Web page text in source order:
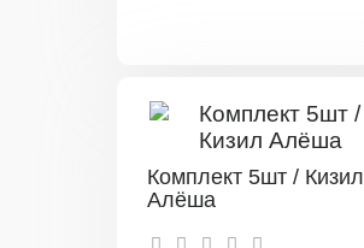
Комплект 5шт / Кизил
Алёша